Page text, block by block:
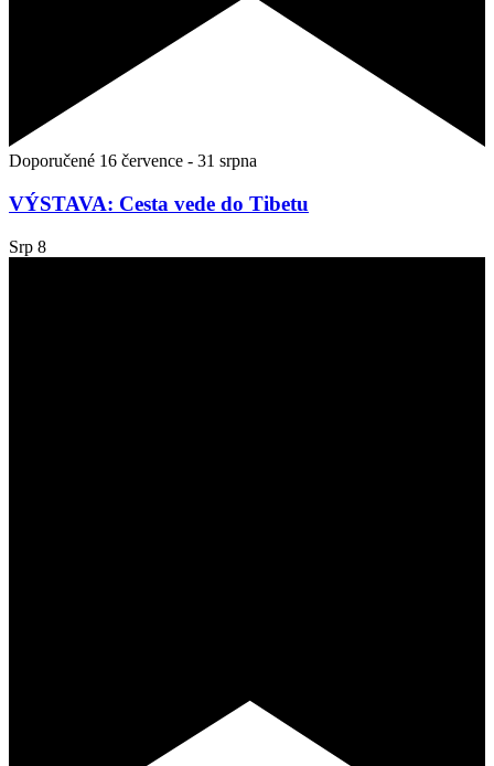
Doporučené 16 července - 31 srpna
VÝSTAVA: Cesta vede do Tibetu
Srp 8